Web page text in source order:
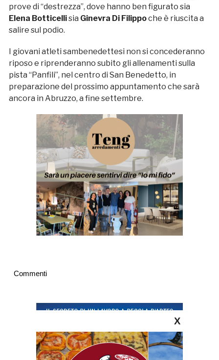
prove di “destrezza”, dove hanno ben figurato sia
Elena Botticellisia Ginevra Di Filippoche è riuscita a
salire sul podio.
I giovani atleti sambenedettesi non si concederanno
riposo e riprenderanno subito gli allenamenti sulla
pista “Panfili”, nel centro di San Benedetto, in
preparazione del prossimo appuntamento che sarà
ancora in Abruzzo, a fine settembre.
Commenti
X